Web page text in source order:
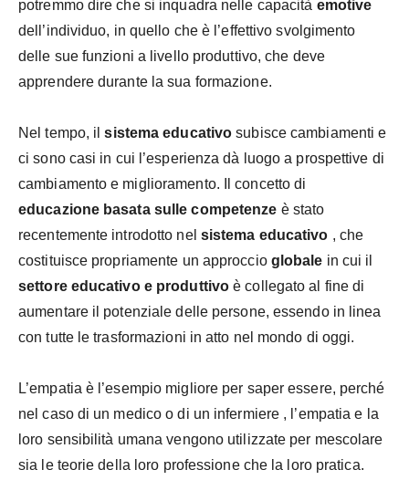
potremmo dire che si inquadra nelle capacità emotive
dell’individuo, in quello che è l’effettivo svolgimento
delle sue funzioni a livello produttivo, che deve
apprendere durante la sua formazione.
Nel tempo, ilsistema educativo subisce cambiamenti e
ci sono casi in cui l’esperienza dà luogo a prospettive di
cambiamento e miglioramento. Il concetto di
educazione basata sulle competenze è stato
recentemente introdotto nel sistema educativo , che
costituisce propriamente un approccio globale in cui il
settore educativo e produttivo è collegato al fine di
aumentare il potenziale delle persone, essendo in linea
con tutte le trasformazioni in atto nel mondo di oggi.
L’empatia è l’esempio migliore per saper essere, perché
nel caso di un medico o di un infermiere , l’empatia e la
loro sensibilità umana vengono utilizzate per mescolare
sia le teorie della loro professione che la loro pratica.